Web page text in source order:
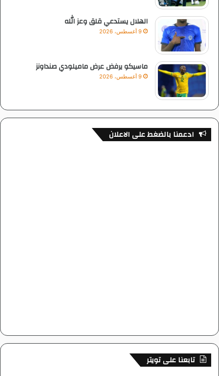
الهلال يستدعي قلق وعز الله
9 أغسطس، 2026
ماسيكو يرفض عرض ماميلودي صنداونز
9 أغسطس، 2026
ادعمنا بالضغط على الاعلان
تابعنا على تويتر